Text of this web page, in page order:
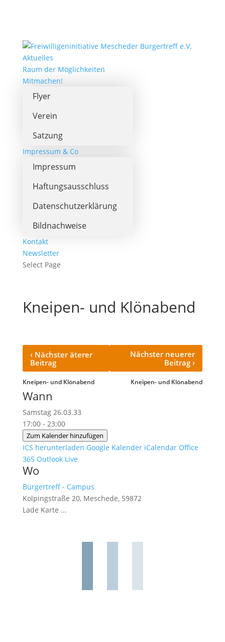
Aktuelles
Raum der Möglichkeiten
Mitmachen!
Flyer
Verein
Satzung
Impressum & Co
Impressum
Haftungsausschluss
Datenschutzerklärung
Bildnachweise
Kontakt
Newsletter
Select Page
Kneipen- und Klönabend
‹Nächster äterer
Beitrag
Kneipen- und Klönabend
Nächster neuerer
Beitrag›
Kneipen- und Klönabend
Wann
Samstag 26.03.33
17:00 - 23:00
Zum Kalender hinzufügen
ICS herunterladen Google Kalender iCalendar Office
365 Outlook Live
Wo
Bürgertreff - Campus
Kolpingstraße 20, Meschede, 59872
Lade Karte ...